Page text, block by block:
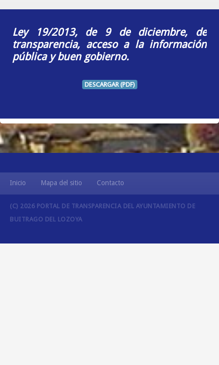
Ley 19/2013, de 9 de diciembre, de
transparencia, acceso a la información
pública y buen gobierno.
DESCARGAR (PDF)
Inicio Mapa del sitio Contacto
(C) 2026 PORTAL DE TRANSPARENCIA DEL AYUNTAMIENTO DE
BUITRAGO DEL LOZOYA